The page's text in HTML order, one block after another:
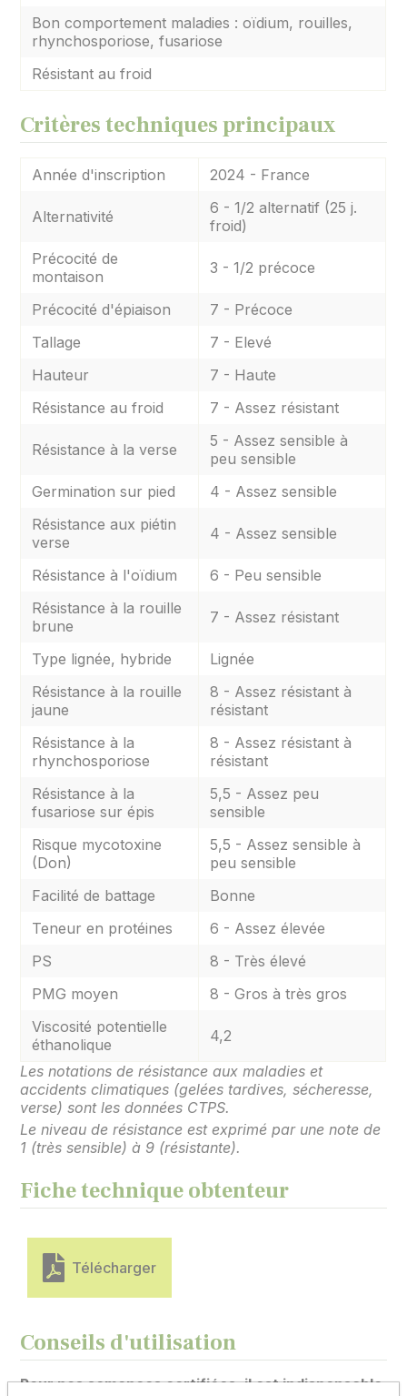
Bon comportement maladies : oïdium, rouilles,
rhynchosporiose, fusariose
Résistant au froid
Critères techniques principaux
Année d'inscription 2024 - France
Alternativité
6 - 1/2 alternatif (25 j.
froid)
Précocité de
montaison
3 - 1/2 précoce
Précocité d'épiaison
7 - Précoce
Tallage
7 - Elevé
Hauteur
7 - Haute
Résistance au froid
7 - Assez résistant
Résistance à la verse
5 - Assez sensible à
peu sensible
Germination sur pied
4 - Assez sensible
Résistance aux piétin
verse
4 - Assez sensible
Résistance à l'oïdium
6 - Peu sensible
Résistance à la rouille
brune
7 - Assez résistant
Type lignée, hybride
Lignée
Résistance à la rouille
jaune
8 - Assez résistant à
résistant
Résistance à la
rhynchosporiose
8 - Assez résistant à
résistant
Résistance à la
fusariose sur épis
5,5 - Assez peu
sensible
Risque mycotoxine
(Don)
5,5 - Assez sensible à
peu sensible
Facilité de battage
Bonne
Teneur en protéines
6 - Assez élevée
PS
8 - Très élevé
PMG moyen
8 - Gros à très gros
Viscosité potentielle
éthanolique
4,2
Les notations de résistance aux maladies et
accidents climatiques (gelées tardives, sécheresse,
verse) sont les données CTPS.
Le niveau de résistance est exprimé par une note de
1 (très sensible) à 9 (résistante).
Fiche technique obtenteur
Télécharger
Conseils d'utilisation
Pour nos semences certifiées, il est indispensable